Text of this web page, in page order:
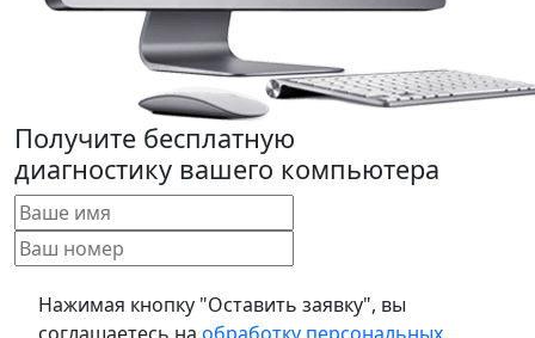
Получите бесплатную
диагностику вашего компьютера
Нажимая кнопку "Оставить заявку", вы